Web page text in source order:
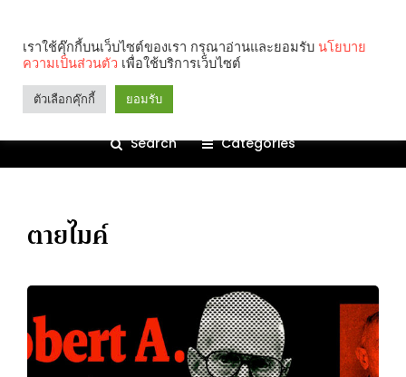
Search Categories
ตายไมค์
เราใช้คุ๊กกี้บนเว็บไซต์ของเรา กรุณาอ่านและยอมรับ นโยบาย
ความเป็นส่วนตัว เพื่อใช้บริการเว็บไซต์
ตัวเลือกคุ๊กกี้ ยอมรับ